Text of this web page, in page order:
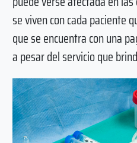
se viven con cada paciente
que se encuentra con una
a pesar del servicio que